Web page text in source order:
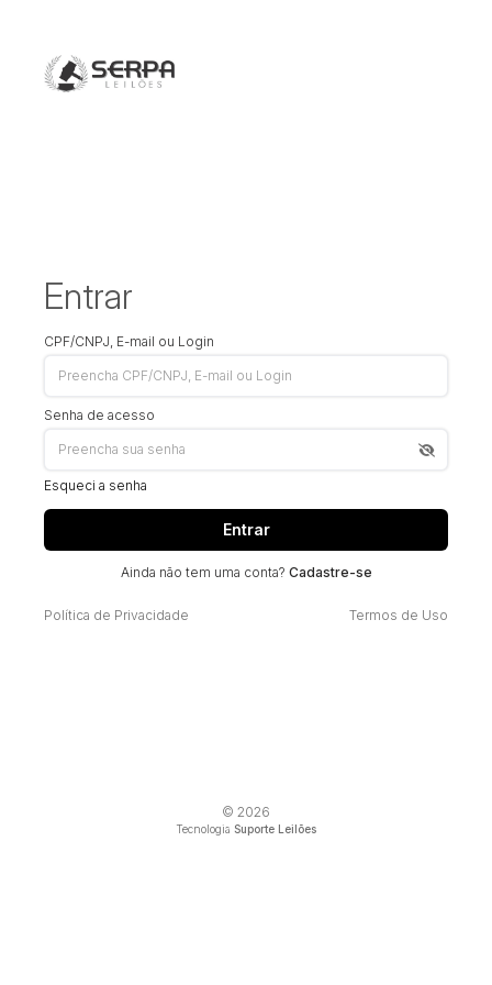
Entrar
CPF/CNPJ, E-mail ou Login
Senha de acesso
Esqueci a senha
Entrar
Ainda não tem uma conta? Cadastre-se
Política de Privacidade Termos de Uso
© 2026
Tecnologia Suporte Leilões